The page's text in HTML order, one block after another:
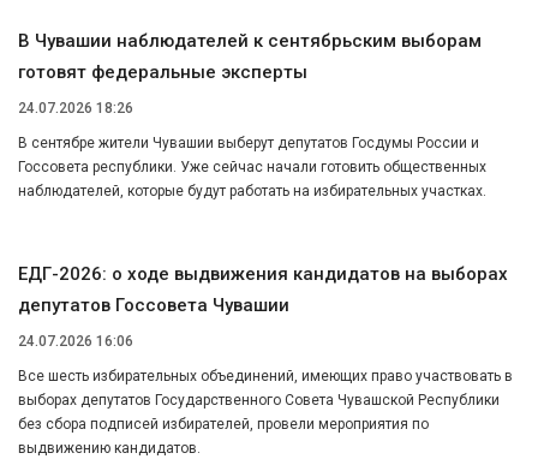
В Чувашии наблюдателей к сентябрьским выборам
готовят федеральные эксперты
24.07.2026 18:26
В сентябре жители Чувашии выберут депутатов Госдумы России и
Госсовета республики. Уже сейчас начали готовить общественных
наблюдателей, которые будут работать на избирательных участках.
ЕДГ-2026: о ходе выдвижения кандидатов на выборах
депутатов Госсовета Чувашии
24.07.2026 16:06
Все шесть избирательных объединений, имеющих право участвовать в
выборах депутатов Государственного Совета Чувашской Республики
без сбора подписей избирателей, провели мероприятия по
выдвижению кандидатов.